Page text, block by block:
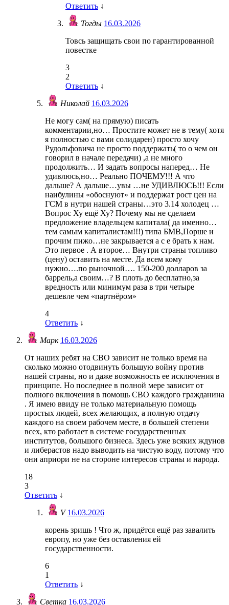
Ответить ↓
Тогды 16.03.2026
Товсь защищать свои по гарантированной
повестке
3
2
Ответить ↓
Николай 16.03.2026
Не могу сам( на прямую) писать
комментарии,но… Простите может не в тему( хотя
я полностью с вами солидарен) просто хочу
Рудольфовича не просто поддержать( то о чем он
говорил в начале передачи) ,а не много
продолжить… И задать вопросы наперед… Не
удивлюсь,но… Реально ПОЧЕМУ!!! А что
дальше? А дальше…увы …не УДИВЛЮСЬ!!! Если
наибулины «обоснуют» и поддержат рост цен на
ГСМ в нутри нашей страны…это 3.14 холодец …
Вопрос Ху ещё Ху? Почему мы не сделаем
предложение владельцем капитала( да именно…
тем самым капиталистам!!!) типа БМВ,Порше и
прочим пижо…не закрывается а с е брать к нам.
Это первое . А второе… Внутри страны топливо
(цену) оставить на месте. Да всем кому
нужно….по рыночной…. 150-200 долларов за
баррель,а своим…? В плоть до бесплатно,за
вредность или минимум раза в три четыре
дешевле чем «партнёром»
4
Ответить ↓
Марк 16.03.2026
От наших ребят на СВО зависит не только время на
сколько можно отодвинуть большую войну против
нашей страны, но и даже возможность ее исключения в
принципе. Но последнее в полной мере зависит от
полного включения в помощь СВО каждого гражданина
. Я имею ввиду не только материальную помощь
простых людей, всех желающих, а полную отдачу
каждого на своем рабочем месте, в большей степени
всех, кто работает в системе государственных
институтов, большого бизнеса. Здесь уже всяких ждунов
и либерастов надо выводить на чистую воду, потому что
они априори не на стороне интересов страны и народа.
18
3
Ответить ↓
V16.03.2026
корень зришь ! Что ж, придётся ещё раз завалить
европу, но уже без оставления ей
государственности.
6
1
Ответить ↓
Светка 16.03.2026